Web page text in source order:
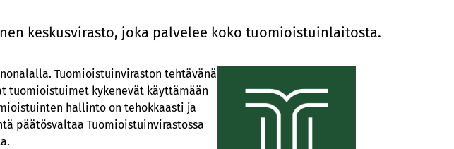
kes­kus­vi­ras­to, joka pal­ve­lee koko tuo­miois­tuin­lai­tos­ta.
Tuomioistuinviraston tehtävänä
tuomioistuimet kykenevät käyttämään
hallinto on tehokkaasti ja
päätösvaltaa Tuomioistuinvirastossa